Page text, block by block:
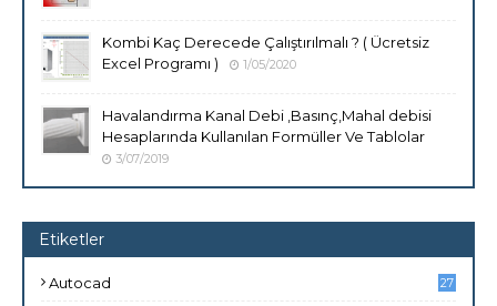
Kombi Kaç Derecede Çalıştırılmalı ? ( Ücretsiz
Excel Programı )
1/05/2020
Havalandırma Kanal Debi ,Basınç,Mahal debisi
Hesaplarında Kullanılan Formüller Ve Tablolar
3/07/2019
Etiketler
Autocad 27